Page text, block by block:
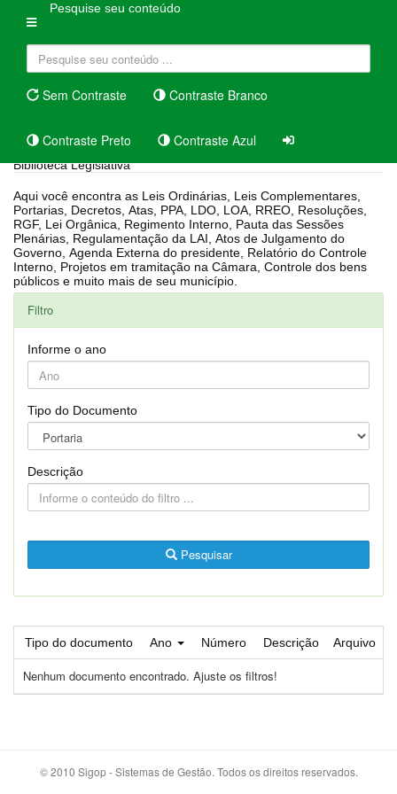
Pesquise seu conteúdo
Sem Contraste Contraste Branco
Contraste Preto Contraste Azul
Biblioteca Legislativa
Aqui você encontra as Leis Ordinárias, Leis Complementares,
Portarias, Decretos, Atas, PPA, LDO, LOA, RREO, Resoluções,
RGF, Lei Orgânica, Regimento Interno, Pauta das Sessões
Plenárias, Regulamentação da LAI, Atos de Julgamento do
Governo, Agenda Externa do presidente, Relatório do Controle
Interno, Projetos em tramitação na Câmara, Controle dos bens
públicos e muito mais de seu município.
Filtro
Informe o ano
Tipo do Documento
Descrição
Pesquisar
Tipo do documento Ano Número Descrição Arquivo
Nenhum documento encontrado. Ajuste os filtros!
© 2010 Sigop - Sistemas de Gestão. Todos os direitos reservados.